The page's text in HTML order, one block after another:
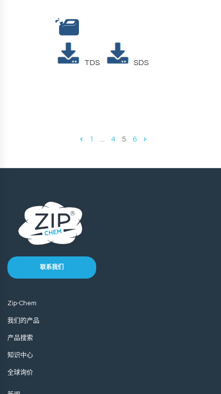
TDS SDS
1 4 5 6
联系我们
Zip-Chem
我们的产品
产品搜索
知识中心
全球询价